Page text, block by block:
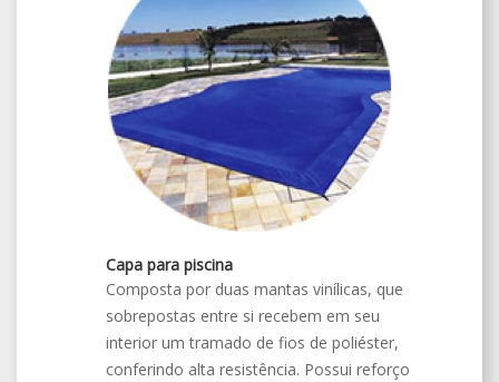
Capa para piscina
Composta por duas mantas vinílicas, que
sobrepostas entre si recebem em seu
interior um tramado de fios de poliéster,
conferindo alta resistência. Possui reforço